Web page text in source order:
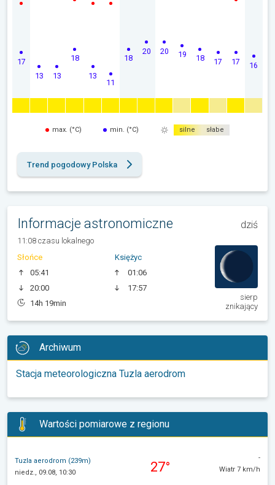
17
13 13
18
13
11
18
20 20 19 18 17 17 16
max. (°C) min. (°C) silne słabe
Trend pogodowy Polska
Informacje astronomiczne dziś
11:08 czasu lokalnego
Słońce
05:41
20:00
14h 19min
Księżyc
01:06
17:57
sierp
znikający
Archiwum
Stacja meteorologiczna Tuzla aerodrom
Wartości pomiarowe z regionu
Tuzla aerodrom (239m)
niedz., 09.08, 10:30
27°
-
Wiatr 7 km/h